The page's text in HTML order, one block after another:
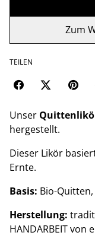
Zum
TEILEN
Unser
hergestellt.
Dieser Likör
Ernte.
Basis: Bio-
Herstellung:
HANDARBEIT